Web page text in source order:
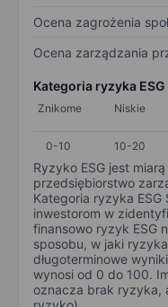
Ocena zagrożenia
Ocena zarządzania
Kategoria ryzyka ESG
Znikome Niskie
0-10
10-20
Ryzyko ESG jest
przedsiębiorstwo
Kategoria ryzyka
inwestorom w
finansowo ryzyk ESG
sposobu, w jaki
długoterminowe
wynosi od 0 do 100.
oznacza brak ryzyka,